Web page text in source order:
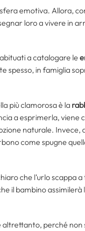
emotiva. Allora,
loro a vivere in
a catalogare le
spesso, in famiglia
più clamorosa è la
a esprimerla, viene
naturale. Invece,
come spugne
che l’urlo scappa
il bambino
altrettanto, perché